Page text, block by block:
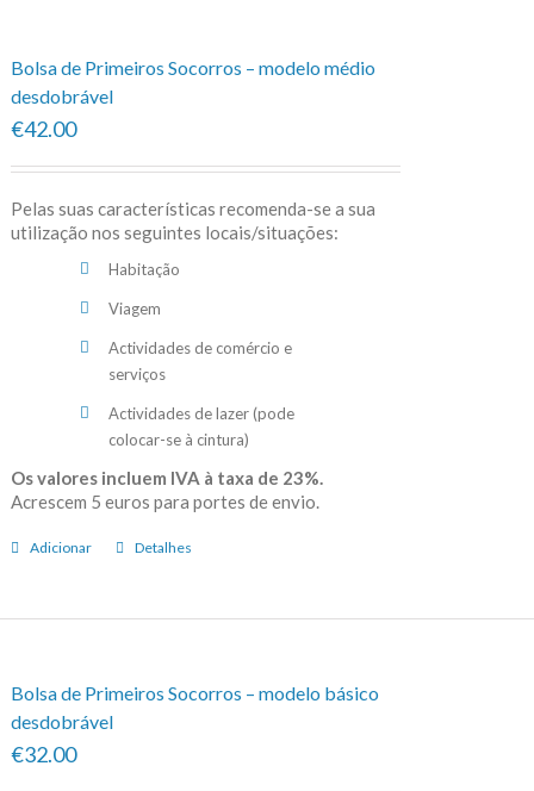
Bolsa de Primeiros Socorros – modelo médio
desdobrável
€42.00
Pelas suas características recomenda-se a sua
utilização nos seguintes locais/situações:
Habitação
Viagem
Actividades de comércio e
serviços
Actividades de lazer (pode
colocar-se à cintura)
Os valores incluem IVA à taxa de 23%.
Acrescem 5 euros para portes de envio.
Adicionar Detalhes
Bolsa de Primeiros Socorros – modelo básico
desdobrável
€32.00